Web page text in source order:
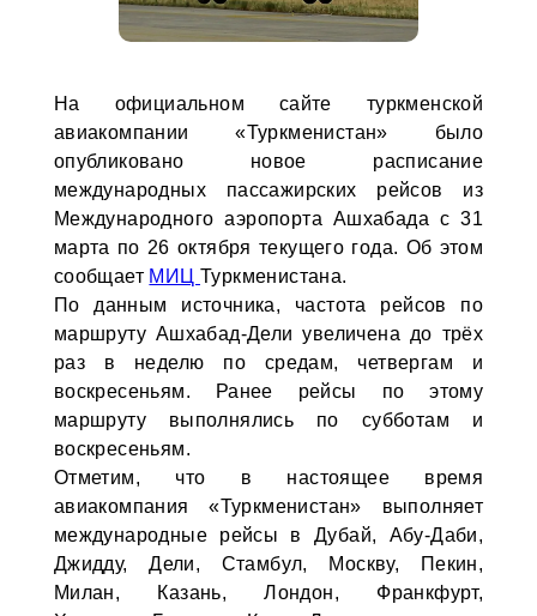
На официальном сайте туркменской
авиакомпании «Туркменистан» было
опубликовано новое расписание
международных пассажирских рейсов из
Международного аэропорта Ашхабада с 31
марта по 26 октября текущего года. Об этом
сообщает МИЦТуркменистана.
По данным источника, частота рейсов по
маршруту Ашхабад-Дели увеличена до трёх
раз в неделю по средам, четвергам и
воскресеньям. Ранее рейсы по этому
маршруту выполнялись по субботам и
воскресеньям.
Отметим, что в настоящее время
авиакомпания «Туркменистан» выполняет
международные рейсы в Дубай, Абу-Даби,
Джидду, Дели, Стамбул, Москву, Пекин,
Милан, Казань, Лондон, Франкфурт,